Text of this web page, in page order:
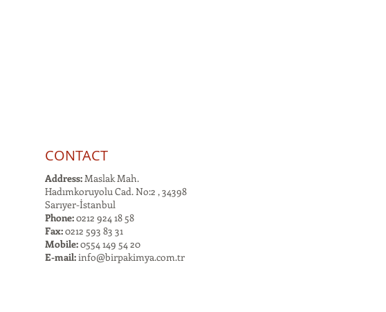
CONTACT
Address:Maslak Mah.
Hadımkoruyolu Cad. No:2 , 34398
Sarıyer-İstanbul
Phone:0212 924 18 58
Fax:0212 593 83 31
Mobile:0554 149 54 20
E-mail:info@birpakimya.com.tr